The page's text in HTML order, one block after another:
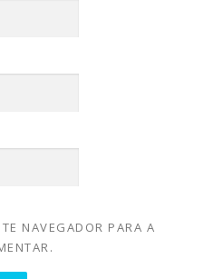
NAVEGADOR PARA A